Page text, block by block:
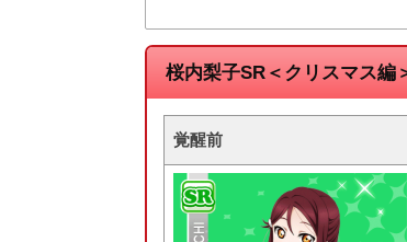
桜内梨子SR＜クリスマス編
覚醒前